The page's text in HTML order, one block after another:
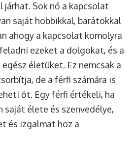
járhat. Sok nő a kapcsolat
saját hobbikkal, barátokkal
ahogy a kapcsolat komolyra
ezeket a dolgokat, és a
életüket. Ez nemcsak a
de a férfi számára is
őt. Egy férfi értékeli, ha
saját élete és szenvedélye,
és izgalmat hoz a